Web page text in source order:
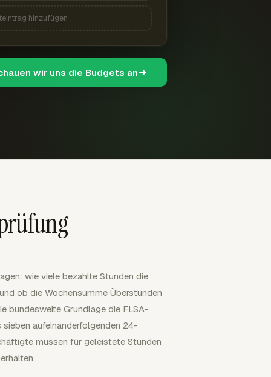
hinzufügen
wir uns die Budgets an
wie viele bezahlte Stunden die
ob die Wochensumme Überstunden
bundesweite Grundlage die FLSA-
aufeinanderfolgenden 24-
müssen für geleistete Stunden